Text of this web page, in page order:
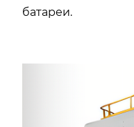
батареи.